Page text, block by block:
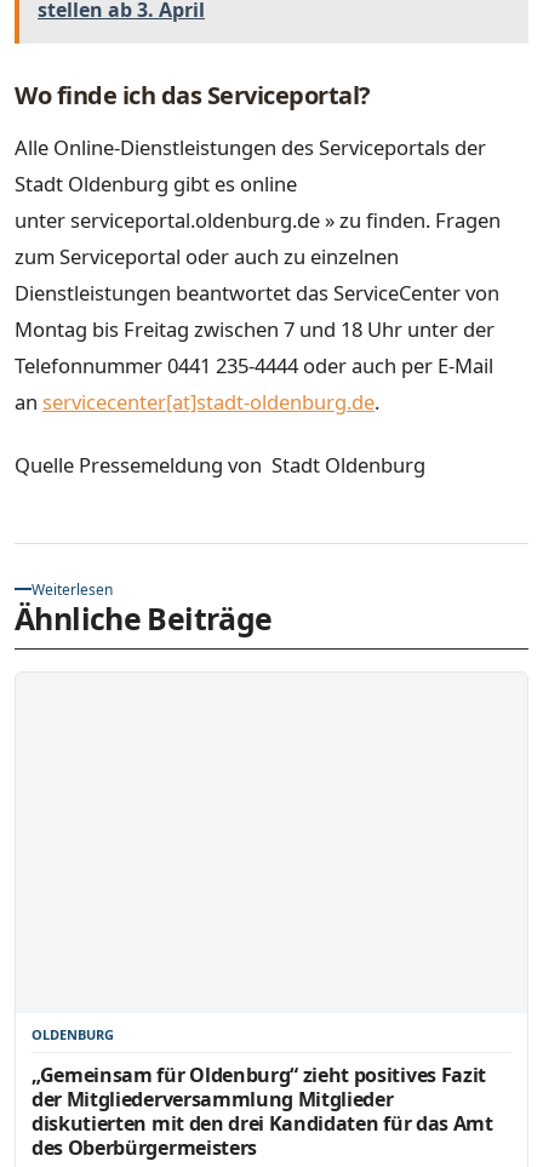
stellen ab 3. April
Wo finde ich das Serviceportal?
Alle Online-Dienstleistungen des Serviceportals der
Stadt Oldenburg gibt es online
unter serviceportal.oldenburg.de » zu finden. Fragen
zum Serviceportal oder auch zu einzelnen
Dienstleistungen beantwortet das ServiceCenter von
Montag bis Freitag zwischen 7 und 18 Uhr unter der
Telefonnummer 0441 235-4444 oder auch per E-Mail
an servicecenter[at]stadt-oldenburg.de.
Quelle Pressemeldung von Stadt Oldenburg
Weiterlesen
Ähnliche Beiträge
OLDENBURG
„Gemeinsam für Oldenburg“ zieht positives Fazit
der Mitgliederversammlung Mitglieder
diskutierten mit den drei Kandidaten für das Amt
des Oberbürgermeisters